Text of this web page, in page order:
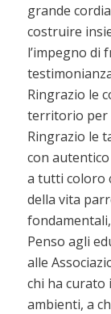
grande
costruire
l’impegno di
Ringrazio le
territorio per
Ringrazio le
con
a tutti coloro
della vita
Penso agli
alle
chi ha curato
ambienti, a